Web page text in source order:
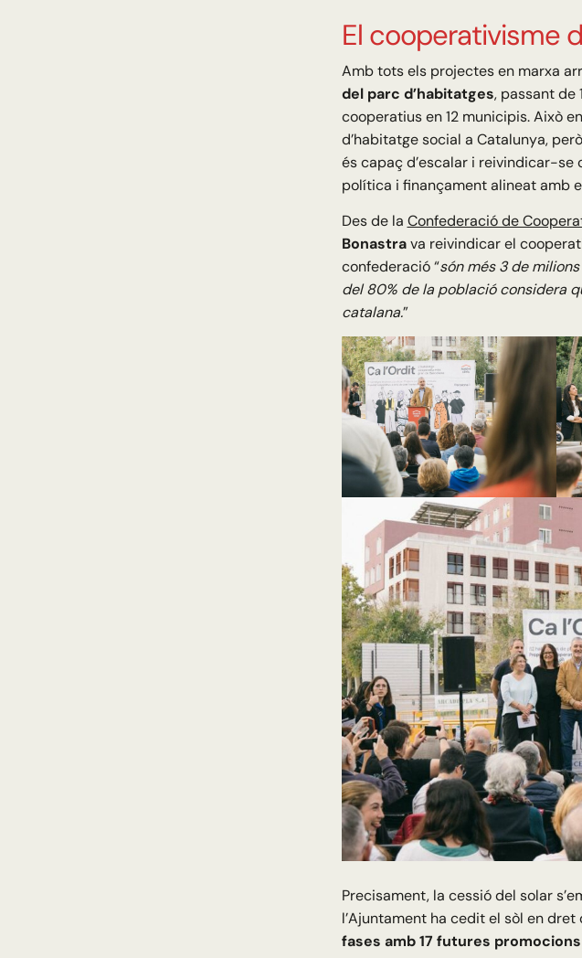
El cooperativisme
Amb tots els projectes en marxa
del parc d’habitatges, passant de
cooperatius en 12 municipis. Això
d’habitatge social a Catalunya,
és capaç d’escalar i reivindicar-
política i finançament alineat amb
Des de la Confederació de
Bonastrava reivindicar el
confederació “són més 3 de
del 80% de la població considera
catalana.”
Precisament, la cessió del solar
l’Ajuntament ha cedit el sòl en
fases amb 17 futures